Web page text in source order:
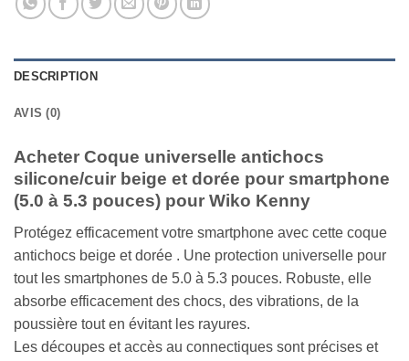
DESCRIPTION
AVIS (0)
Acheter Coque universelle antichocs
silicone/cuir beige et dorée pour smartphone
(5.0 à 5.3 pouces) pour Wiko Kenny
Protégez efficacement votre smartphone avec cette coque
antichocs beige et dorée . Une protection universelle pour
tout les smartphones de 5.0 à 5.3 pouces. Robuste, elle
absorbe efficacement des chocs, des vibrations, de la
poussière tout en évitant les rayures.
Les découpes et accès au connectiques sont précises et